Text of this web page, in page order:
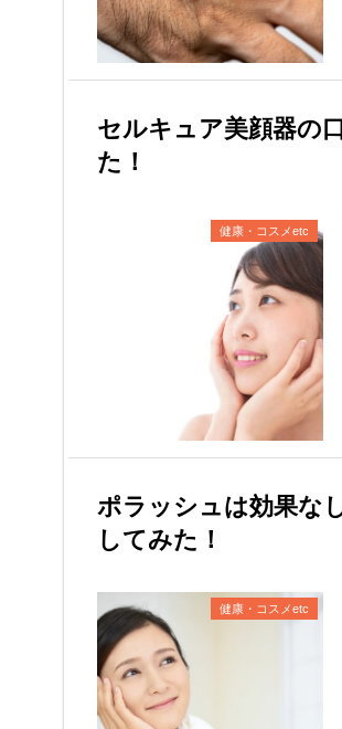
セルキュア美顔器の
た！
健康・コスメetc
ポラッシュは効果な
してみた！
健康・コスメetc